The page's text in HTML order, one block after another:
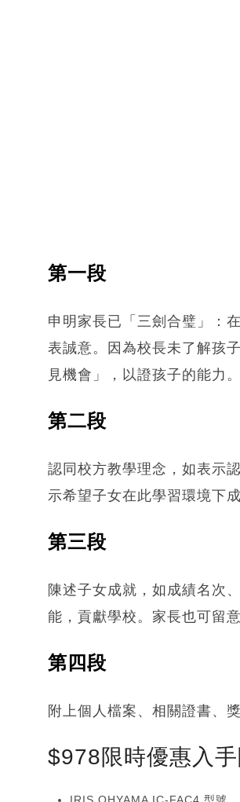
第一段
申明家長已「三劍合璧」：
表誠意。因為校長未了解孩
見機會」，以證孩子的能力。
第二段
認同校方教學理念，如表示
示希望子女在此學習環境下成
第三段
陳述子女成就，如成績名次
能，貢獻學校。家長也可留
第四段
附上個人檔案、相關證書、
$978限時優惠入